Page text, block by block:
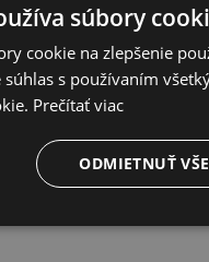
prípravku musí
psa parazitmi na
súbory
cookie na zlepšenie
s používaním
Prečítať viac
ODMIETNUŤ